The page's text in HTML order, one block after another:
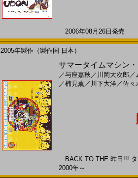
2006年08月26日発売
2005年製作（製作国 日本）
サマータイムマシン
／与座嘉秋 ／ 川岡大次郎 ／
／楠見薫／ 川下大洋／佐々
BACK TO THE 昨日!!!
2000年～